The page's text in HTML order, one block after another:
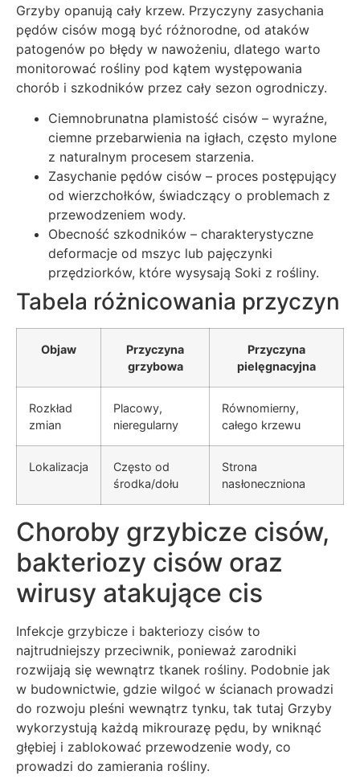
Grzyby opanują cały krzew. Przyczyny zasychania
pędów cisów mogą być różnorodne, od ataków
patogenów po błędy w nawożeniu, dlatego warto
monitorować rośliny pod kątem występowania
chorób i szkodników przez cały sezon ogrodniczy.
Ciemnobrunatna plamistość cisów – wyraźne,
ciemne przebarwienia na igłach, często mylone
z naturalnym procesem starzenia.
Zasychanie pędów cisów – proces postępujący
od wierzchołków, świadczący o problemach z
przewodzeniem wody.
Obecność szkodników – charakterystyczne
deformacje od mszyc lub pajęczynki
przędziorków, które wysysają Soki z rośliny.
Tabela różnicowania przyczyn
Objaw
Przyczyna
grzybowa
Przyczyna
pielęgnacyjna
Rozkład
zmian
Placowy,
nieregularny
Równomierny,
całego krzewu
Lokalizacja
Często od
środka/dołu
Strona
nasłoneczniona
Choroby grzybicze cisów,
bakteriozy cisów oraz
wirusy atakujące cis
Infekcje grzybicze i bakteriozy cisów to
najtrudniejszy przeciwnik, ponieważ zarodniki
rozwijają się wewnątrz tkanek rośliny. Podobnie jak
w budownictwie, gdzie wilgoć w ścianach prowadzi
do rozwoju pleśni wewnątrz tynku, tak tutaj Grzyby
wykorzystują każdą mikrourazę pędu, by wniknąć
głębiej i zablokować przewodzenie wody, co
prowadzi do zamierania rośliny.